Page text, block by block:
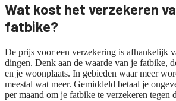
Wat kost het verzekeren
fatbike?
De prijs voor een verzekering is afhankelijk
dingen. Denk aan de waarde van je fatbike,
en je woonplaats. In gebieden waar meer
meestal wat meer. Gemiddeld betaal je
per maand om je fatbike te verzekeren tegen